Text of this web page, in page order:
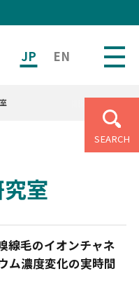
JP EN
SEARCH
室
線毛のイオンチャネ
ム濃度変化の実時間